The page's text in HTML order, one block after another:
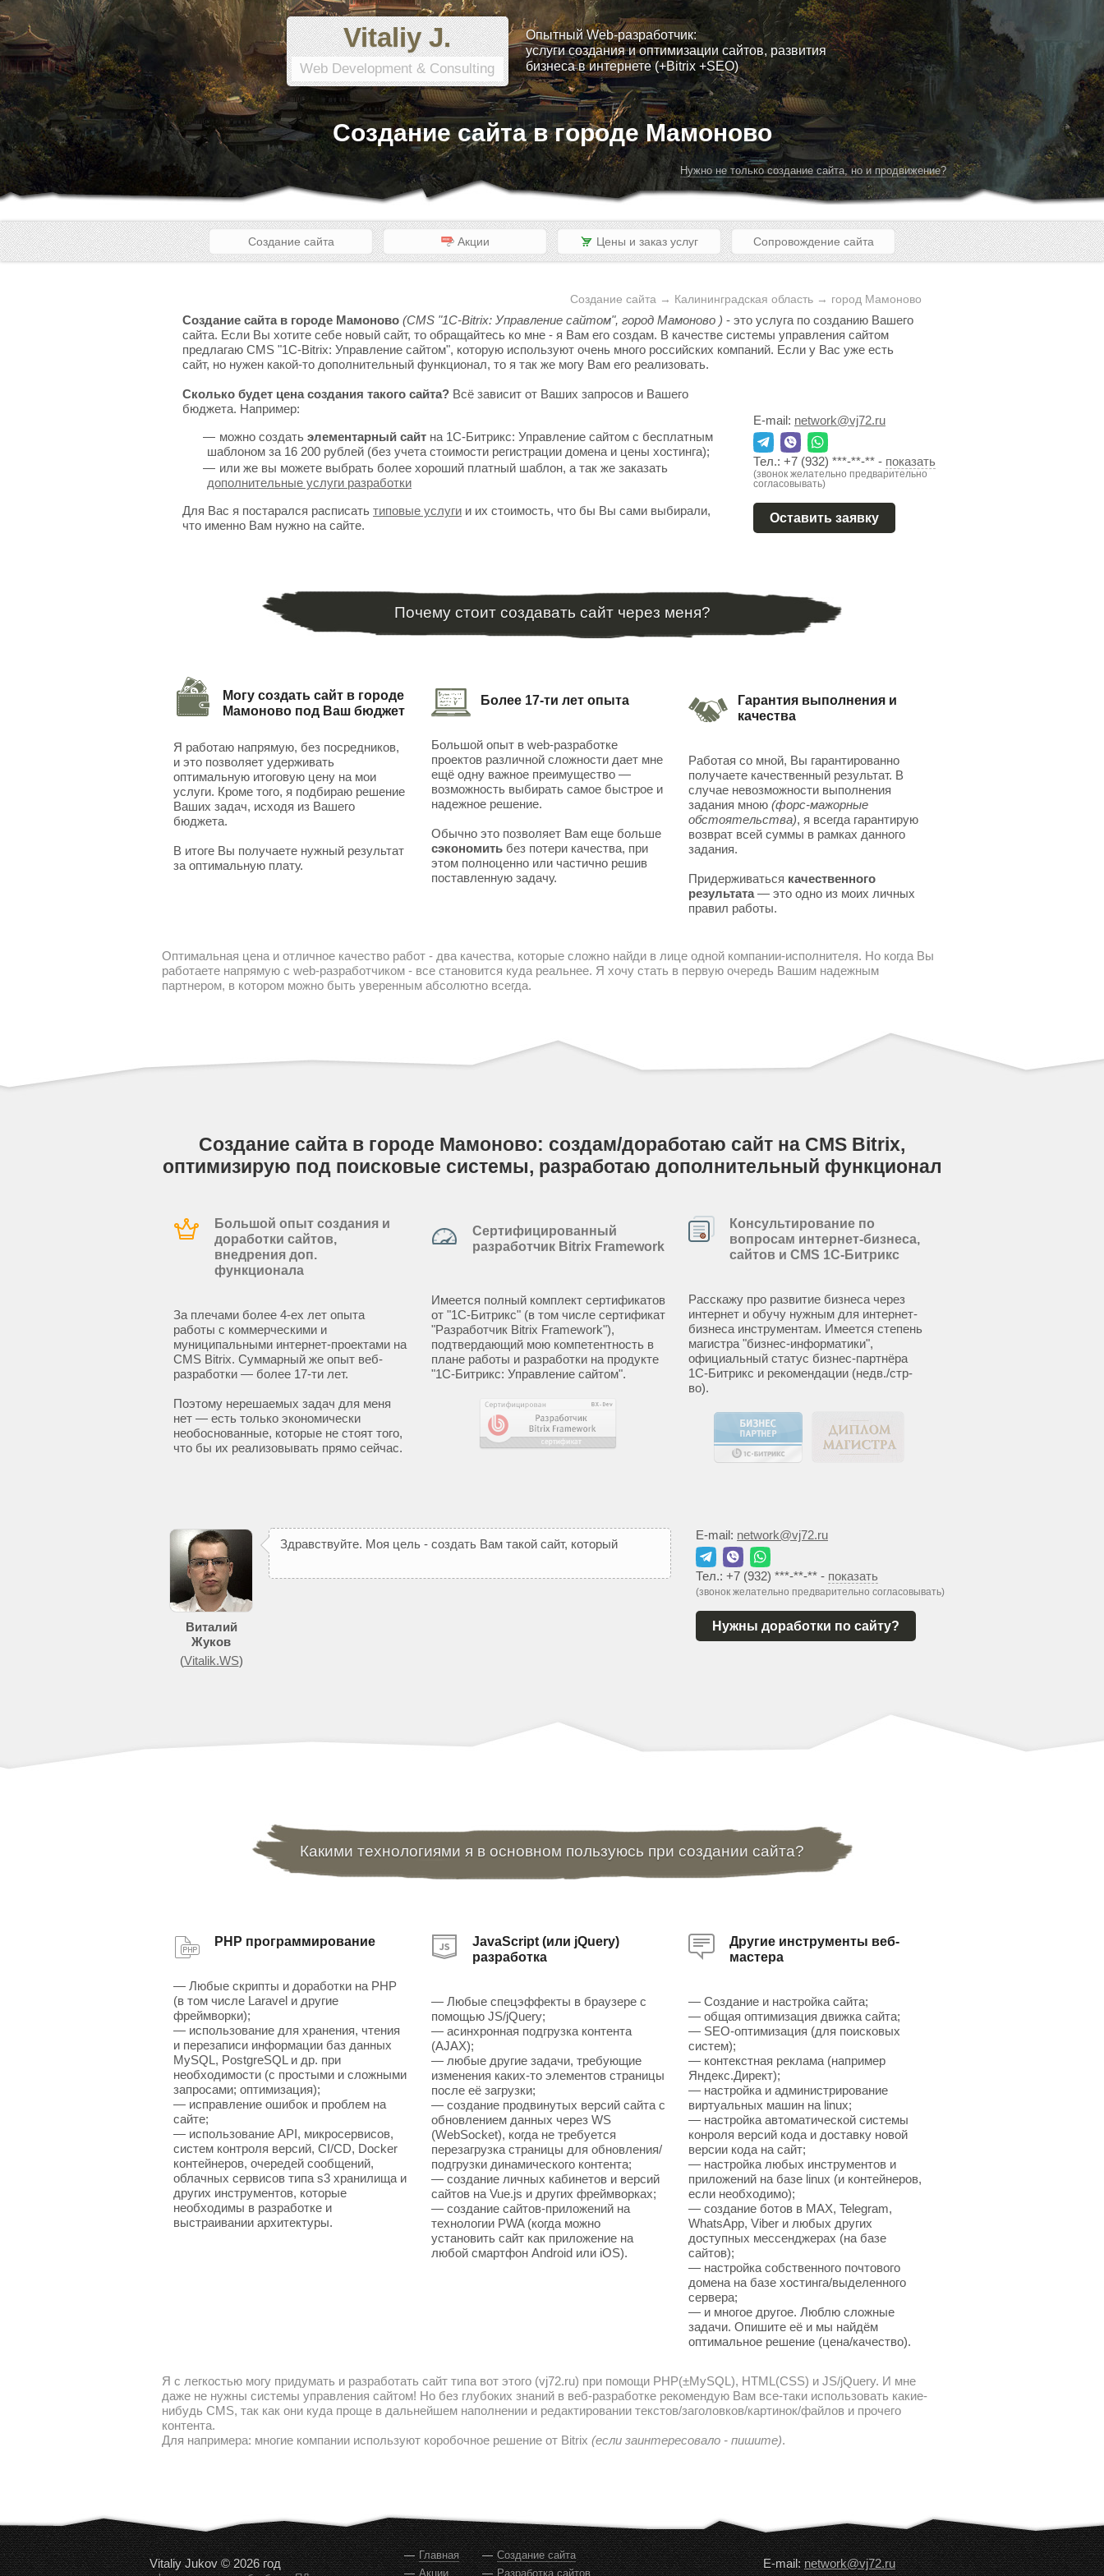
Vitaliy J.
Web Development & Consulting
Опытный Web-разработчик:
услуги создания и оптимизации сайтов, развития
бизнеса в интернете (+Bitrix +SEO)
Создание сайта в городе Мамоново
Нужно не только создание сайта, но и продвижение?
Создание сайта Акции Цены и заказ услуг Сопровождение сайта
Создание сайта → Калининградская область → город Мамоново
Создание сайта в городе Мамоново (CMS "1C-Bitrix: Управление сайтом", город Мамоново ) - это услуга по созданию Вашего
сайта. Если Вы хотите себе новый сайт, то обращайтесь ко мне - я Вам его создам. В качестве системы управления сайтом
предлагаю CMS "1C-Bitrix: Управление сайтом", которую используют очень много российских компаний. Если у Вас уже есть
сайт, но нужен какой-то дополнительный функционал, то я так же могу Вам его реализовать.
Сколько будет цена создания такого сайта? Всё зависит от Ваших запросов и Вашего
бюджета. Например:
можно создать элементарный сайт на 1С-Битрикс: Управление сайтом с бесплатным
шаблоном за 16 200 рублей (без учета стоимости регистрации домена и цены хостинга);
или же вы можете выбрать более хороший платный шаблон, а так же заказать
дополнительные услуги разработки
Для Вас я постарался расписать типовые услуги и их стоимость, что бы Вы сами выбирали,
что именно Вам нужно на сайте.
E-mail: network@vj72.ru
Тел.: +7 (932) ***-**-** - показать
(звонок желательно предварительно
согласовывать)
Оставить заявку
Почему стоит создавать сайт через меня?
Могу создать сайт в городе
Мамоново под Ваш бюджет
Я работаю напрямую, без посредников,
и это позволяет удерживать
оптимальную итоговую цену на мои
услуги. Кроме того, я подбираю решение
Ваших задач, исходя из Вашего
бюджета.
В итоге Вы получаете нужный результат
за оптимальную плату.
Более 17-ти лет опыта
Большой опыт в web-разработке
проектов различной сложности дает мне
ещё одну важное преимущество —
возможность выбирать самое быстрое и
надежное решение.
Обычно это позволяет Вам еще больше
сэкономитьбез потери качества, при
этом полноценно или частично решив
поставленную задачу.
Гарантия выполнения и
качества
Работая со мной, Вы гарантированно
получаете качественный результат. В
случае невозможности выполнения
задания мною(форс-мажорные
обстоятельства), я всегда гарантирую
возврат всей суммы в рамках данного
задания.
Придерживаться качественного
результата— это одно из моих личных
правил работы.
Оптимальная цена и отличное качество работ - два качества, которые сложно найди в лице одной компании-исполнителя. Но когда Вы
работаете напрямую с web-разработчиком - все становится куда реальнее. Я хочу стать в первую очередь Вашим надежным
партнером, в котором можно быть уверенным абсолютно всегда.
Создание сайта в городе Мамоново: создам/доработаю сайт на CMS Bitrix,
оптимизирую под поисковые системы, разработаю дополнительный функционал
Большой опыт создания и
доработки сайтов,
внедрения доп.
функционала
За плечами более 4-ех лет опыта
работы с коммерческими и
муниципальными интернет-проектами на
CMS Bitrix. Суммарный же опыт веб-
разработки — более 17-ти лет.
Поэтому нерешаемых задач для меня
нет — есть только экономически
необоснованные, которые не стоят того,
что бы их реализовывать прямо сейчас.
Сертифицированный
разработчик Bitrix Framework
Имеется полный комплект сертификатов
от "1С-Битрикс" (в том числе сертификат
"Разработчик Bitrix Framework"),
подтвердающий мою компетентность в
плане работы и разработки на продукте
"1С-Битрикс: Управление сайтом".
Консультирование по
вопросам интернет-бизнеса,
сайтов и CMS 1С-Битрикс
Расскажу про развитие бизнеса через
интернет и обучу нужным для интернет-
бизнеса инструментам. Имеется степень
магистра "бизнес-информатики",
официальный статус бизнес-партнёра
1С-Битрикс и рекомендации (недв./стр-
во).
Виталий
Жуков
(Vitalik.WS)
Здравствуйте. Моя цель - создать Вам такой сайт, который
E-mail: network@vj72.ru
Тел.: +7 (932) ***-**-** - показать
(звонок желательно предварительно согласовывать)
Нужны доработки по сайту?
Какими технологиями я в основном пользуюсь при создании сайта?
PHP программирование
— Любые скрипты и доработки на PHP
(в том числе Laravel и другие
фреймворки);
— использование для хранения, чтения
и перезаписи информации баз данных
MySQL, PostgreSQL и др. при
необходимости (с простыми и сложными
запросами; оптимизация);
— исправление ошибок и проблем на
сайте;
— использование API, микросервисов,
систем контроля версий, CI/CD, Docker
контейнеров, очередей сообщений,
облачных сервисов типа s3 хранилища и
других инструментов, которые
необходимы в разработке и
выстраивании архитектуры.
JavaScript (или jQuery)
разработка
— Любые спецэффекты в браузере с
помощью JS/jQuery;
— асинхронная подгрузка контента
(AJAX);
— любые другие задачи, требующие
изменения каких-то элементов страницы
после её загрузки;
— создание продвинутых версий сайта с
обновлением данных через WS
(WebSocket), когда не требуется
перезагрузка страницы для обновления/
подгрузки динамического контента;
— создание личных кабинетов и версий
сайтов на Vue.js и других фреймворках;
— создание сайтов-приложений на
технологии PWA (когда можно
установить сайт как приложение на
любой смартфон Android или iOS).
Другие инструменты веб-
мастера
— Создание и настройка сайта;
— общая оптимизация движка сайта;
— SEO-оптимизация (для поисковых
систем);
— контекстная реклама (например
Яндекс.Директ);
— настройка и администрирование
виртуальных машин на linux;
— настройка автоматической системы
конроля версий кода и доставку новой
версии кода на сайт;
— настройка любых инструментов и
приложений на базе linux (и контейнеров,
если необходимо);
— создание ботов в MAX, Telegram,
WhatsApp, Viber и любых других
доступных мессенджерах (на базе
сайтов);
— настройка собственного почтового
домена на базе хостинга/выделенного
сервера;
— и многое другое. Люблю сложные
задачи. Опишите её и мы найдём
оптимальное решение (цена/качество).
Я с легкостью могу придумать и разработать сайт типа вот этого (vj72.ru) при помощи PHP(±MySQL), HTML(CSS) и JS/jQuery. И мне
даже не нужны системы управления сайтом! Но без глубоких знаний в веб-разработке рекомендую Вам все-таки использовать какие-
нибудь CMS, так как они куда проще в дальнейшем наполнении и редактировании текстов/заголовков/картинок/файлов и прочего
контента.
Для напримера: многие компании используют коробочное решение от Bitrix (если заинтересовало - пишите).
Vitaliy Jukov © 2026 год E-mail:network@vj72.ru
Главная
Акции
Создание сайта
Разработка сайтов